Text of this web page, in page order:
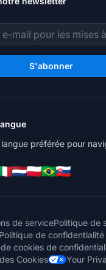
S'abonner
préférée pour
de servicePolitique de
Politique de confidentialité
cookies de
Cookies
Your